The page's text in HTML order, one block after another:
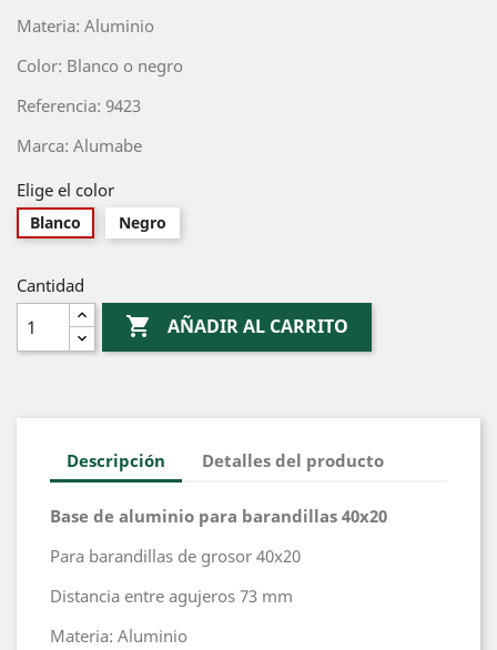
Materia: Aluminio
Color: Blanco o negro
Referencia: 9423
Marca: Alumabe
Elige el color
Blanco Negro
Cantidad
 AÑADIR AL CARRITO
Descripción Detalles del producto
Base de aluminio para barandillas 40x20
Para barandillas de grosor 40x20
Distancia entre agujeros 73 mm
Materia: Aluminio